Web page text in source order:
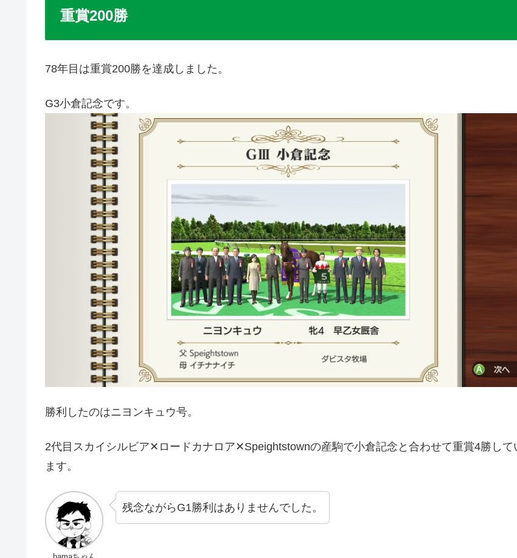
重賞200勝
78年目は重賞200勝を達成しました。
G3小倉記念です。
勝利したのはニヨンキュウ号。
2代目スカイシルビア✕ロードカナロア✕Speightstownの産駒で小倉記念と合わせて重賞4勝して
ます。
残念ながらG1勝利はありませんでした。